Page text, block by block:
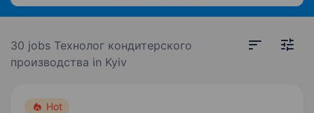
30 jobs Технолог кондитерского
производства in Kyiv
Hot